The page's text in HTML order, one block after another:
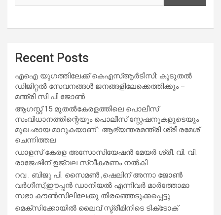
Recent Posts
എഐ യുഗത്തിലേക്ക് കെഎസ്ആർടിസി: കൂടുതൽ
ഡിജിറ്റൽ സേവനങ്ങൾ ജനങ്ങളിലേക്കെത്തിക്കും –
മന്ത്രി സി പി ജോൺ
ആഗസ്റ്റ് 15 മുതല്‍കേരളത്തിലെ പൊലീസ്
സംവിധാനത്തിന്റെയും പൊലീസ് സ്റ്റേഷനുകളുടെയും
മുഖഛായ മാറുകയാണ് : ആഭ്യന്തരമന്ത്രി ശ്രീ.രമേശ്
ചെന്നിത്തല
ഡാളസ് കേരള അസോസിയേഷൻ മേയർ ശ്രീ. വി. വി.
രാജേഷിന് ഉജ്വല സ്വീകരണം നൽകി
റവ . ബിജു പി. സൈമൺ ,ഷെലിന് അന്നാ ജോൺ
വർഗീസ്,ഈപ്പൻ ഡാനിയൽ എന്നിവർ മാർത്തോമാ
സഭാ കൗൺസിലിലേക്കു തിരഞ്ഞെടുക്കപ്പെട്ടു
മെക്സിക്കോയിൽ ലൈവ് സ്ട്രീമിനിടെ ടിക്‌ടോക്